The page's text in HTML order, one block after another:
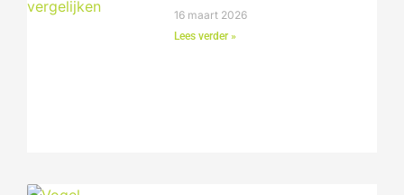
16 maart 2026
Lees verder »